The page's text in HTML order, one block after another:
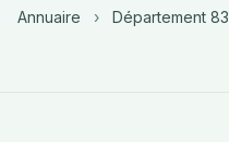
Annuaire › Département 83